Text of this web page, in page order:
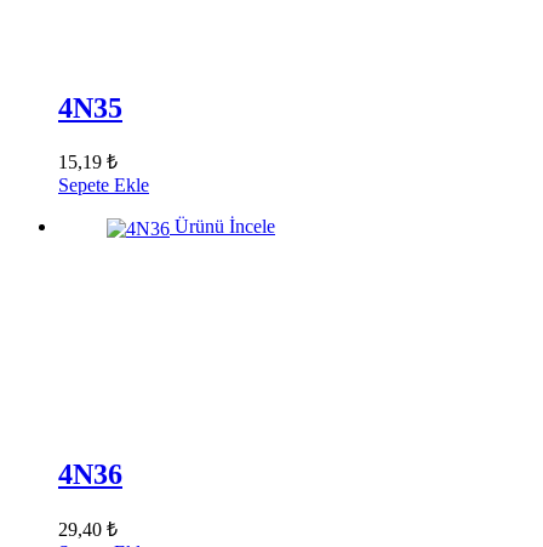
4N35
15,19 ₺
Sepete Ekle
Ürünü İncele
4N36
29,40 ₺